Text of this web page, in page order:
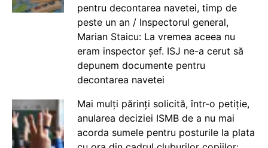
pentru decontarea navetei, timp de
peste un an / Inspectorul general,
Marian Staicu: La vremea aceea nu
eram inspector șef. ISJ ne-a cerut să
depunem documente pentru
decontarea navetei
Mai mulți părinți solicită, într-o petiție,
anularea deciziei ISMB de a nu mai
acorda sumele pentru posturile la plata